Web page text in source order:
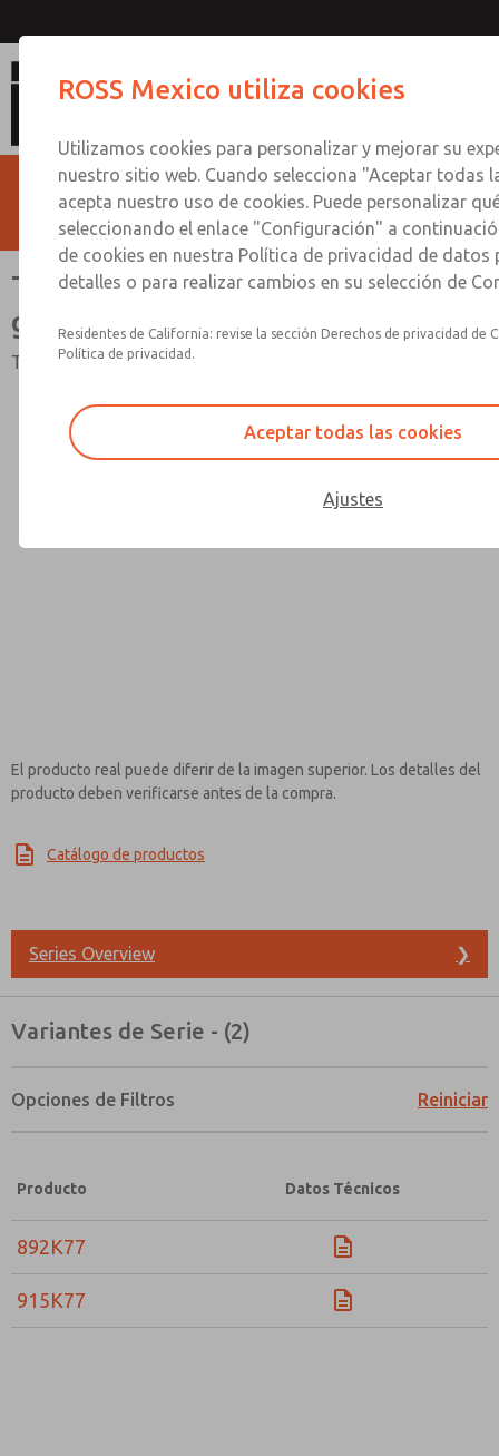
Tamaño mediano y tamaño
grande
Tamaño mediano y tamaño grande
El producto real puede diferir de la imagen superior. Los detalles del
producto deben verificarse antes de la compra.
Catálogo de productos
Series Overview ❯
Variantes de Serie - (2)
Opciones de Filtros Reiniciar
Producto Datos Técnicos
892K77
915K77
ROSS Mexico utiliza cookies
Utilizamos cookies para personalizar y mejorar su
nuestro sitio web. Cuando selecciona "Aceptar todas
acepta nuestro uso de cookies. Puede personalizar
seleccionando el enlace "Configuración" a
de cookies en nuestra Política de privacidad de datos
detalles o para realizar cambios en su selección de
Residentes de California: revise la sección Derechos de privacidad de
Política de privacidad.
Aceptar todas las cookies
Ajustes